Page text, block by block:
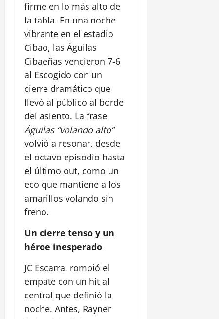
firme en lo más alto de
la tabla. En una noche
vibrante en el estadio
Cibao, las Águilas
Cibaeñas vencieron 7-6
al Escogido con un
cierre dramático que
llevó al público al borde
del asiento. La frase
Águilas “volando alto”
volvió a resonar, desde
el octavo episodio hasta
el último out, como un
eco que mantiene a los
amarillos volando sin
freno.
Un cierre tenso y un
héroe inesperado
JC Escarra, rompió el
empate con un hit al
central que definió la
noche. Antes, Rayner